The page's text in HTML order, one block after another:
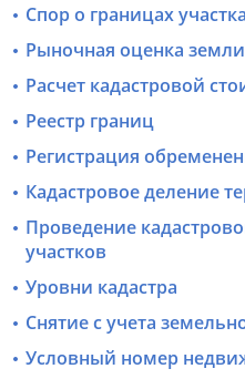
Спор о границах участка
Рыночная оценка земли
Расчет кадастровой
Реестр границ
Регистрация
Кадастровое деление
Проведение
участков
Уровни кадастра
Снятие с учета
Условный номер